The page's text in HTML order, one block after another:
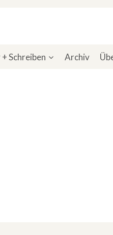
Schreiben Archiv